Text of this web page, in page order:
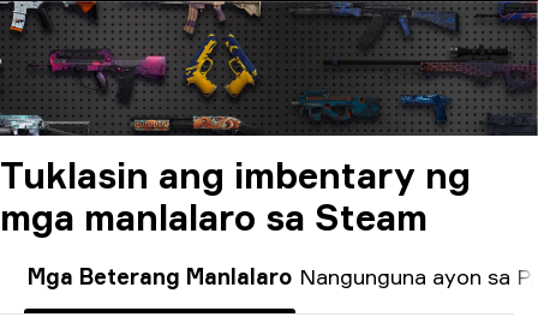
Tuklasin ang imbentary ng
mga manlalaro sa Steam
Mga Beterang Manlalaro Nangunguna ayon sa